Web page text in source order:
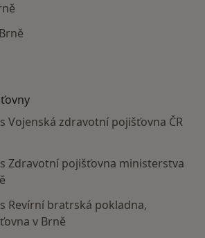
Vojenská zdravotní pojišťovna ČR
Zdravotní pojišťovna ministerstva
Revírní bratrská pokladna,
v Brně